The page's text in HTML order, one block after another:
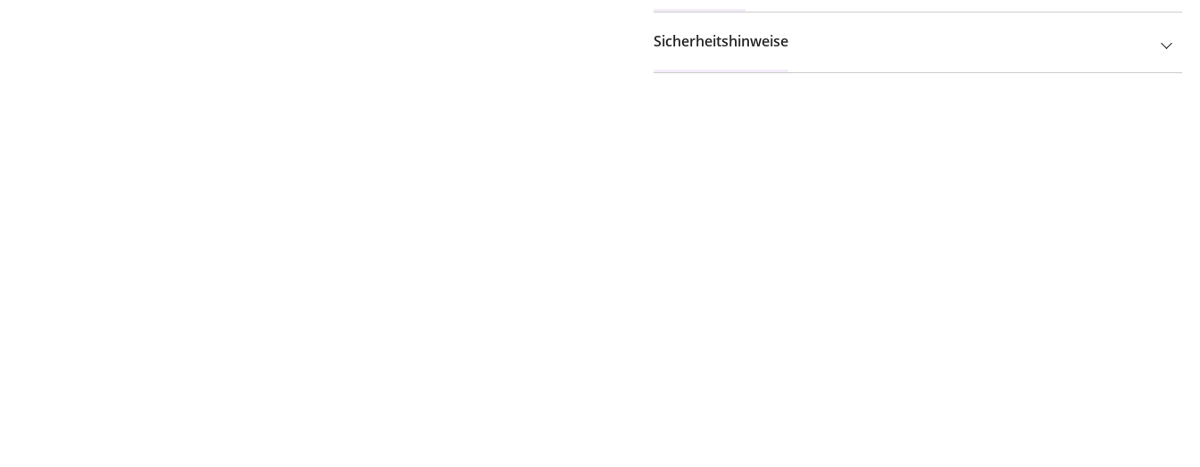
Sicherheitshinweise